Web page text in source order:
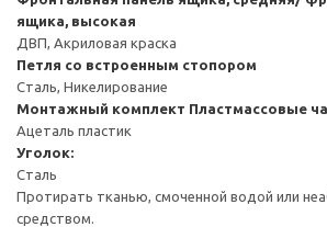
ящика, высокая
ДВП, Акриловая краска
Петля со встроенным стопором
Сталь, Никелирование
Монтажный комплект Пластмассовые
Ацеталь пластик
Уголок:
Сталь
Протирать тканью, смоченной водой или
средством.